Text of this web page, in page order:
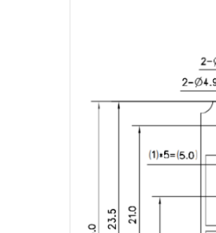
数字/模拟开关 电平转换 继电器